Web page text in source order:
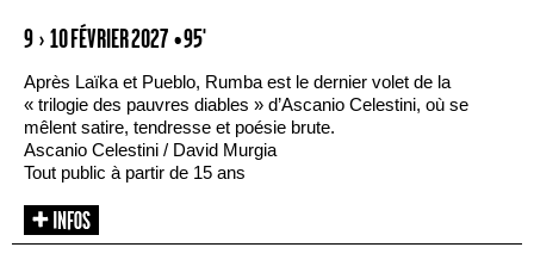
9 › 10 FÉVRIER 2027 • 95'
Après Laïka et Pueblo, Rumba est le dernier volet de la
« trilogie des pauvres diables » d’Ascanio Celestini, où se
mêlent satire, tendresse et poésie brute.
Ascanio Celestini / David Murgia
Tout public à partir de 15 ans